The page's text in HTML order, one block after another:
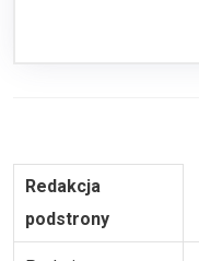
Redakcja
podstrony